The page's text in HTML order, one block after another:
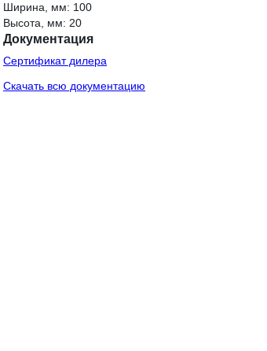
Ширина, мм: 100
Высота, мм: 20
Документация
Сертификат дилера
Скачать всю документацию